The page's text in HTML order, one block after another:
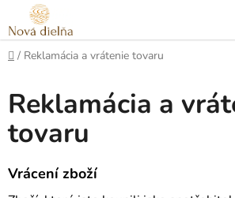
Prejsť
na
obsah
Domov
/ Reklamácia a vrátenie tovaru
Reklamácia a
tovaru
Vrácení zboží